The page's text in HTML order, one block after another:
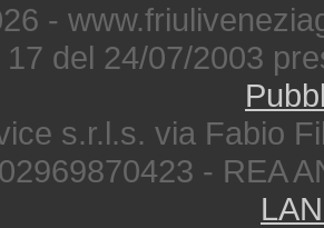
-
17 del 24/07/2003
s.r.l.s. via Fabio
- REA